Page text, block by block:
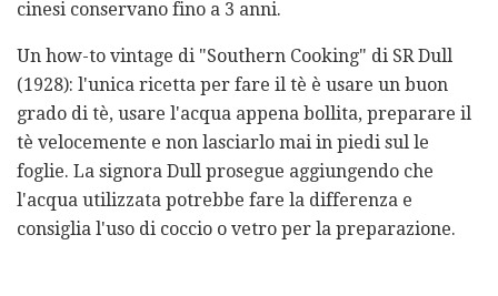
cinesi conservano fino a 3 anni.
Un how-to vintage di "Southern Cooking" di SR Dull
(1928): l'unica ricetta per fare il tè è usare un buon
grado di tè, usare l'acqua appena bollita, preparare il
tè velocemente e non lasciarlo mai in piedi sul le
foglie. La signora Dull prosegue aggiungendo che
l'acqua utilizzata potrebbe fare la differenza e
consiglia l'uso di coccio o vetro per la preparazione.